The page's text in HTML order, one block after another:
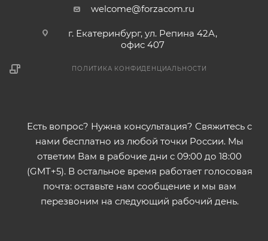
welcome@forzacom.ru
г. Екатеринбург, ул. Репина 42А,
офис 407
ПОЛИТИКА КОНФИДЕНЦИАЛЬНОСТИ
Есть вопрос? Нужна консультация? Свяжитесь с
нами бесплатно из любой точки России. Мы
ответим Вам в рабочие дни с 09:00 до 18:00
(GMT+5). В остальное время работает голосовая
почта: оставьте нам сообщение и мы вам
перезвоним на следующий рабочий день.